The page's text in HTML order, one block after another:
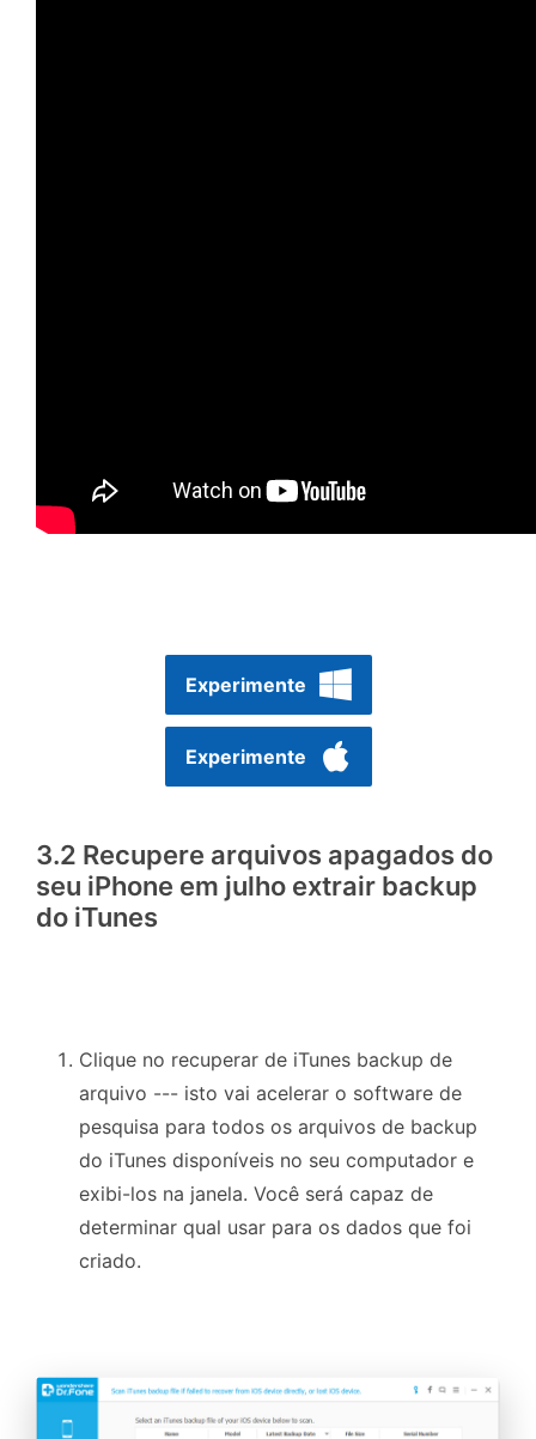
Experimente
Experimente
3.2 Recupere arquivos apagados do
seu iPhone em julho extrair backup
do iTunes
Clique no recuperar de iTunes backup de
arquivo --- isto vai acelerar o software de
pesquisa para todos os arquivos de backup
do iTunes disponíveis no seu computador e
exibi-los na janela. Você será capaz de
determinar qual usar para os dados que foi
criado.